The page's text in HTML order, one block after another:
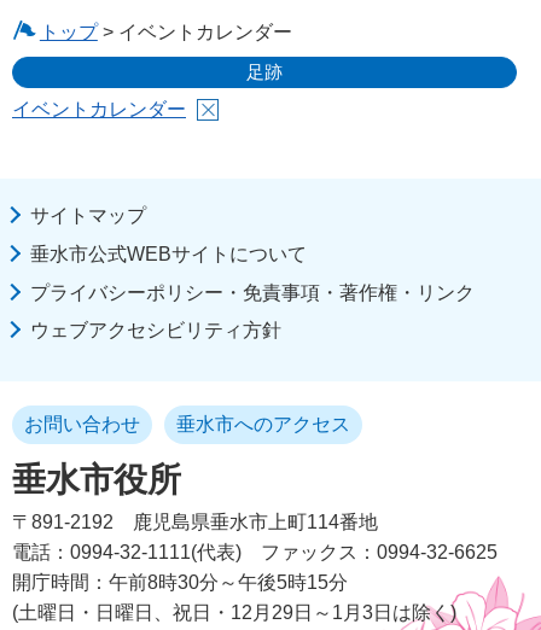
トップ> イベントカレンダー
足跡
イベントカレンダー
サイトマップ
垂水市公式WEBサイトについて
プライバシーポリシー・免責事項・著作権・リンク
ウェブアクセシビリティ方針
垂水市役所
お問い合わせ 垂水市へのアクセス
〒891-2192
鹿児島県垂水市上町114番地
電話：0994-32-1111(代表)
ファックス：0994-32-6625
開庁時間：午前8時30分～午後5時15分
(土曜日・日曜日、祝日・12月29日～1月3日は除く)